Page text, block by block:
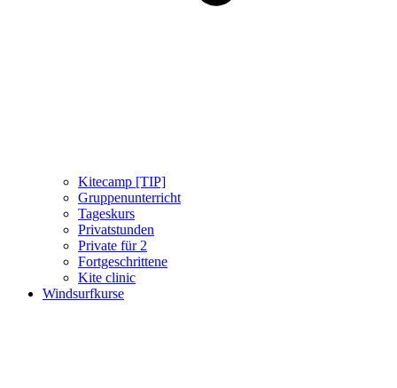
Kitecamp [TIP]
Gruppenunterricht
Tageskurs
Privatstunden
Private für 2
Fortgeschrittene
Kite clinic
Windsurfkurse